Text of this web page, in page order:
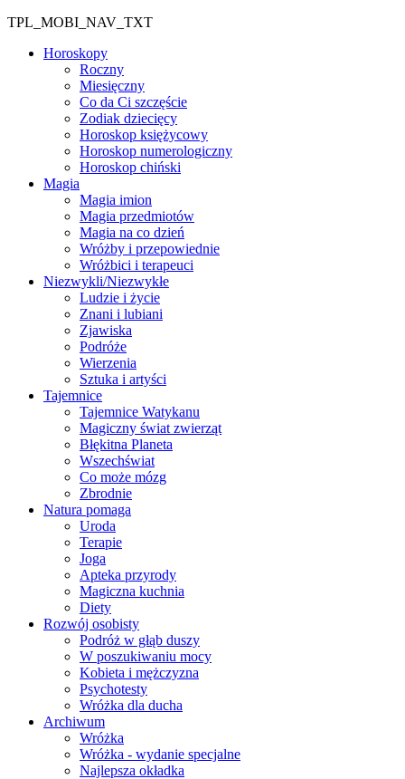
TPL_MOBI_NAV_TXT
Horoskopy
Roczny
Miesięczny
Co da Ci szczęście
Zodiak dziecięcy
Horoskop księżycowy
Horoskop numerologiczny
Horoskop chiński
Magia
Magia imion
Magia przedmiotów
Magia na co dzień
Wróżby i przepowiednie
Wróżbici i terapeuci
Niezwykli/Niezwykłe
Ludzie i życie
Znani i lubiani
Zjawiska
Podróże
Wierzenia
Sztuka i artyści
Tajemnice
Tajemnice Watykanu
Magiczny świat zwierząt
Błękitna Planeta
Wszechświat
Co może mózg
Zbrodnie
Natura pomaga
Uroda
Terapie
Joga
Apteka przyrody
Magiczna kuchnia
Diety
Rozwój osobisty
Podróż w głąb duszy
W poszukiwaniu mocy
Kobieta i mężczyzna
Psychotesty
Wróżka dla ducha
Archiwum
Wróżka
Wróżka - wydanie specjalne
Najlepsza okładka